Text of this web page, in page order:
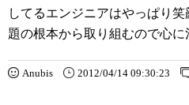
してるエンジニアはやっぱり
題の根本から取り組むので心に
Anubis 2012/04/14 09:30:23